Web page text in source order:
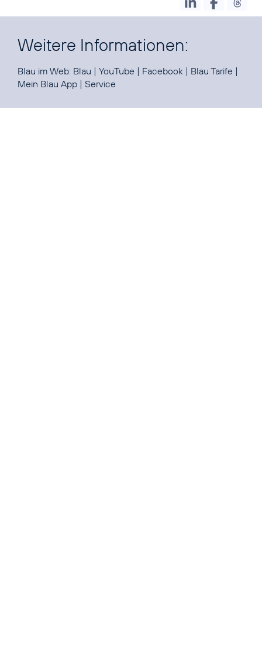
Weitere Informationen:
Blau im Web: Blau | YouTube | Facebook | Blau Tarife |
Mein Blau App | Service